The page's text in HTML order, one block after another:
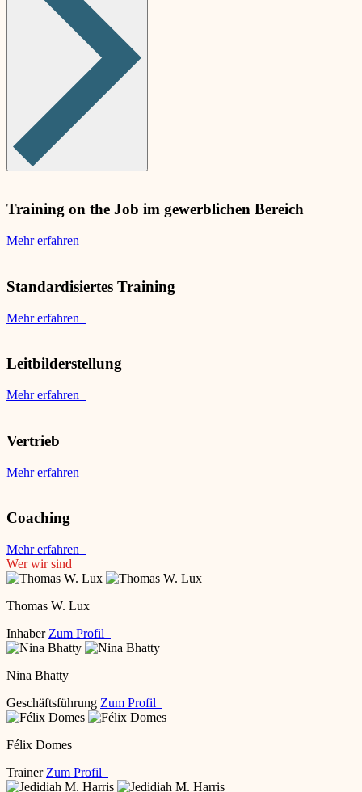
Training on the Job im gewerblichen Bereich
Mehr erfahren
Standardisiertes Training
Mehr erfahren
Leitbilderstellung
Mehr erfahren
Vertrieb
Mehr erfahren
Coaching
Mehr erfahren
Wer wir sind
Thomas W. Lux
Inhaber Zum Profil
Nina Bhatty
Geschäftsführung Zum Profil
Félix Domes
Trainer Zum Profil